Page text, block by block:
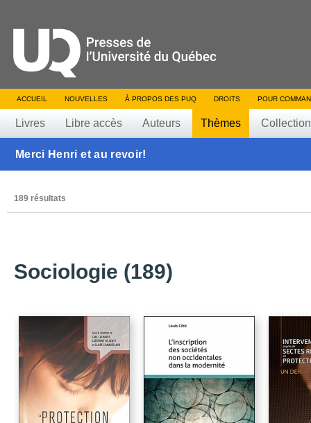
ACCUEIL NOUVELLES À PROPOS DES PUQ DROITS POUR
Livres Libre accès Auteurs Thèmes
Merci Henri et au revoir!
189 résultats
Sociologie (189)